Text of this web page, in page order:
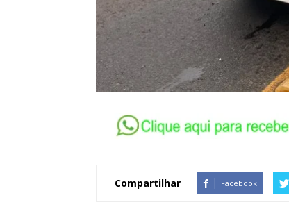
Compartilhar Facebook